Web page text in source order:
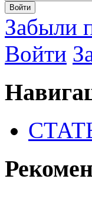
Забыли
Войти